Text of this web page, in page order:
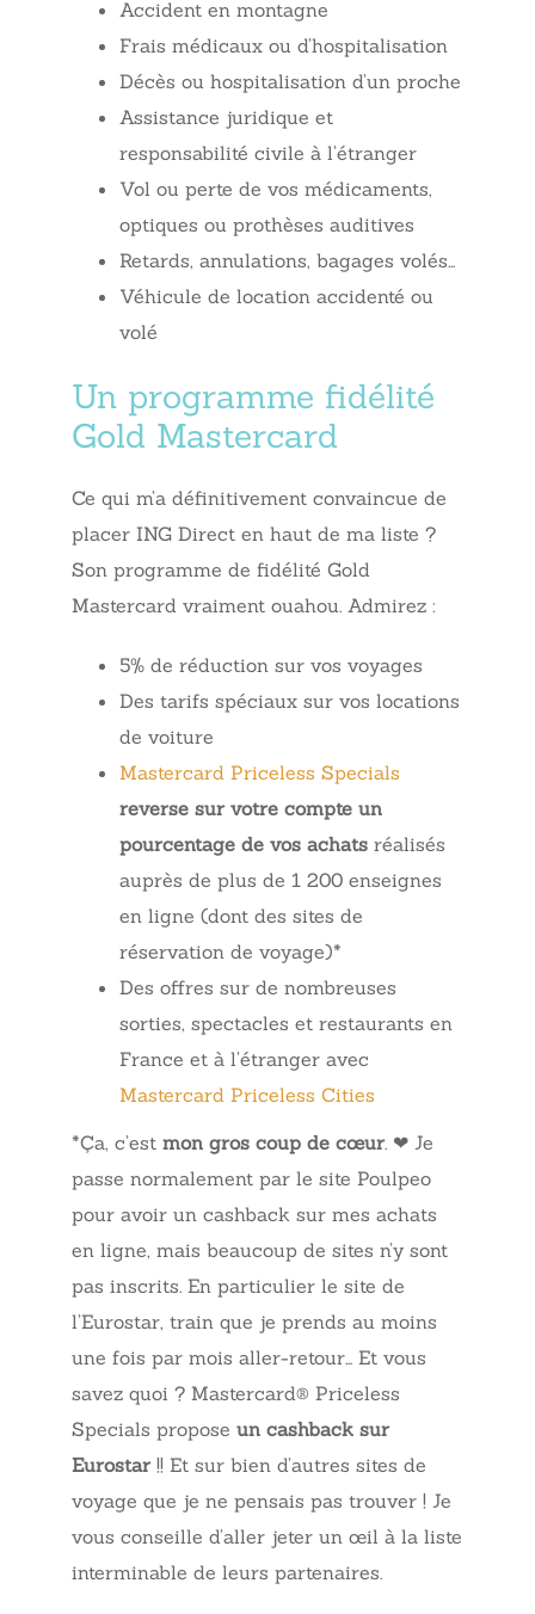
Accident en montagne
Frais médicaux ou d’hospitalisation
Décès ou hospitalisation d’un proche
Assistance juridique et
responsabilité civile à l’étranger
Vol ou perte de vos médicaments,
optiques ou prothèses auditives
Retards, annulations, bagages volés…
Véhicule de location accidenté ou
volé
Un programme fidélité
Gold Mastercard
Ce qui m’a définitivement convaincue de
placer ING Direct en haut de ma liste ?
Son programme de fidélité Gold
Mastercard vraiment ouahou. Admirez :
5% de réduction sur vos voyages
Des tarifs spéciaux sur vos locations
de voiture
Mastercard Priceless Specials
reverse sur votre compte un
pourcentage de vos achats réalisés
auprès de plus de 1 200 enseignes
en ligne (dont des sites de
réservation de voyage)*
Des offres sur de nombreuses
sorties, spectacles et restaurants en
France et à l’étranger avec
Mastercard Priceless Cities
*Ça, c’est mon gros coup de cœur. ❤ Je
passe normalement par le site Poulpeo
pour avoir un cashback sur mes achats
en ligne, mais beaucoup de sites n’y sont
pas inscrits. En particulier le site de
l’Eurostar, train que je prends au moins
une fois par mois aller-retour… Et vous
savez quoi ? Mastercard® Priceless
Specials propose un cashback sur
Eurostar!! Et sur bien d’autres sites de
voyage que je ne pensais pas trouver ! Je
vous conseille d’aller jeter un œil à la liste
interminable de leurs partenaires.